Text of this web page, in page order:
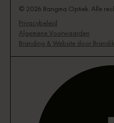
© 2026 Bangma Optiek. Alle
Privacybeleid
Algemene Voorwaarden
Branding & Website door